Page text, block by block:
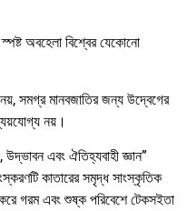
অবহেলা বিশ্বের যেকোনো
সমগ্র মানবজাতির জন্য উদ্বেগের
নয়।
এবং ঐতিহ্যবাহী জ্ঞান”
কাতারের সমৃদ্ধ সাংস্কৃতিক
গরম এবং শুষ্ক পরিবেশে টেকসইতা